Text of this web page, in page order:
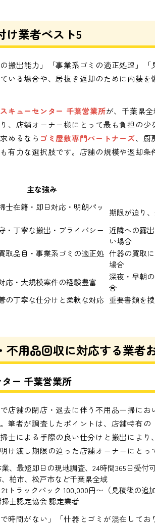
け業者ベスト5
搬出能力」「事業系ゴミの適正処理」「
いる場合や、居抜き返却のために内装
キューセンター 千葉営業所が、千葉県
、店舗オーナー様にとって最も負担の
めるなら ゴミ屋敷専門パートナーズ、厨
も有力な選択肢です。店舗の規模や返却条
主な強み
士在籍・即日対応・明朗パッ
期限が迫り
・丁寧な搬出・プライバシー 近隣への露
い場合
取品目・事業系ゴミの適正処 什器の買取
場合
応・大規模案件の経験豊富
深夜・早朝
合
の丁寧な仕分けと柔軟な対応 重要書類を
用品回収に対応する業者
ー 千葉営業所
店舗の閉店・退去に伴う不用品一掃に
筆者が調査したポイントは、店舗特有の
士による手際の良い仕分けと搬出によ
け渡し期限の迫った店舗オーナーにとっ
、最短即日の現地調査、24時間365日受付
柏市、松戸市など千葉県全域
トラックパック 100,000円〜（見積後の追
士認定協会 認定業者
で時間がない」「什器とゴミが混在して